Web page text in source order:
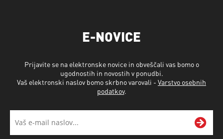
E-NOVICE
Prijavite se na elektronske novice in obveščali vas bomo o
ugodnostih in novostih v ponudbi.
Vaš elektronski naslov bomo skrbno varovali - Varstvo osebnih
podatkov.